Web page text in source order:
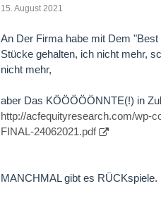
15. August 2021
An Der Firma habe mit Dem
Stücke gehalten, ich nicht mehr,
nicht mehr,
aber Das KÖÖÖÖÖNNTE(!) in
http://acfequityresearch.com/wp-
FINAL-24062021.pdf
MANCHMAL gibt es RÜCKspiele.